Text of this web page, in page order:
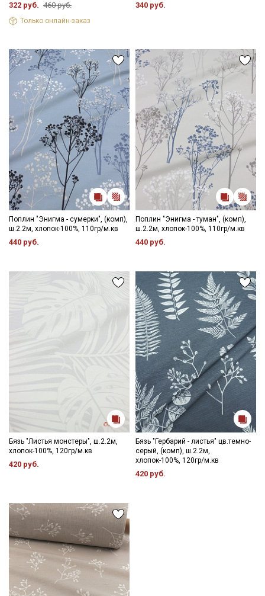
322 руб. 460 руб.
Только онлайн-заказ
340 руб.
Поплин "Энигма - сумерки", (комп),
ш.2.2м, хлопок-100%, 110гр/м.кв
440 руб.
Поплин "Энигма - туман", (комп),
ш.2.2м, хлопок-100%, 110гр/м.кв
440 руб.
Бязь "Листья монстеры", ш.2.2м,
хлопок-100%, 120гр/м.кв
420 руб.
Бязь "Гербарий - листья" цв.темно-
серый, (комп), ш.2.2м,
хлопок-100%, 120гр/м.кв
420 руб.
данныхи даю
Согласие на обработку персональных